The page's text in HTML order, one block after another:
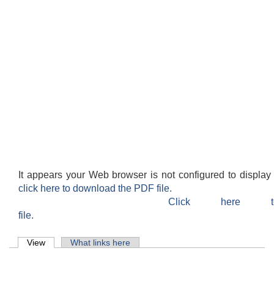
It appears your Web browser is not configured to
click here to download the PDF file.
Click here
file.
Primary tabs
View (active tab)What links here